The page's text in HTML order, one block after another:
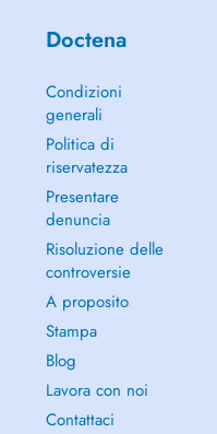
Doctena
Condizioni
generali
Politica di
riservatezza
Presentare
denuncia
Risoluzione delle
controversie
A proposito
Stampa
Blog
Lavora con noi
Contattaci